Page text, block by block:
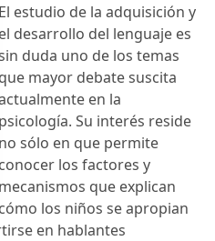
El estudio de la adquisición y
el desarrollo del lenguaje es
duda uno de los temas
que mayor debate suscita
en la
psicología. Su interés reside
no sólo en que permite
conocer los factores y
mecanismos que explican
cómo los niños se apropian
en hablantes